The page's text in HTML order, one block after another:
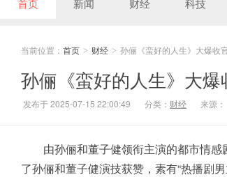
首页 新闻 财经 科技
当前位置： 首页 > 财经 > 孙俪《蛮好的人生》大爆收
孙俪《蛮好的人生》大
发布于 2025-07-15 22:00:49 分类： 财经 来源：
由孙俪和董子健领衔主演的都市情感
了孙俪和董子健演技获赞，素有“热播剧